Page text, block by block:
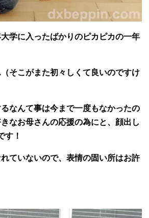
学に入ったばかりのピカピカの一年
そこがまた初々しくて良いのですけ
なんて事は今まで一度もなかったの
なお母さんの応援の為にと、顔出し
す！
ていないので、表情の固い所はお許